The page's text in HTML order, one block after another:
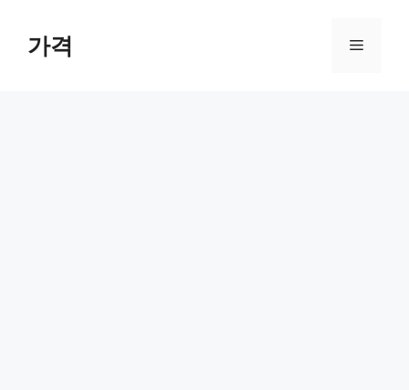
가격 메